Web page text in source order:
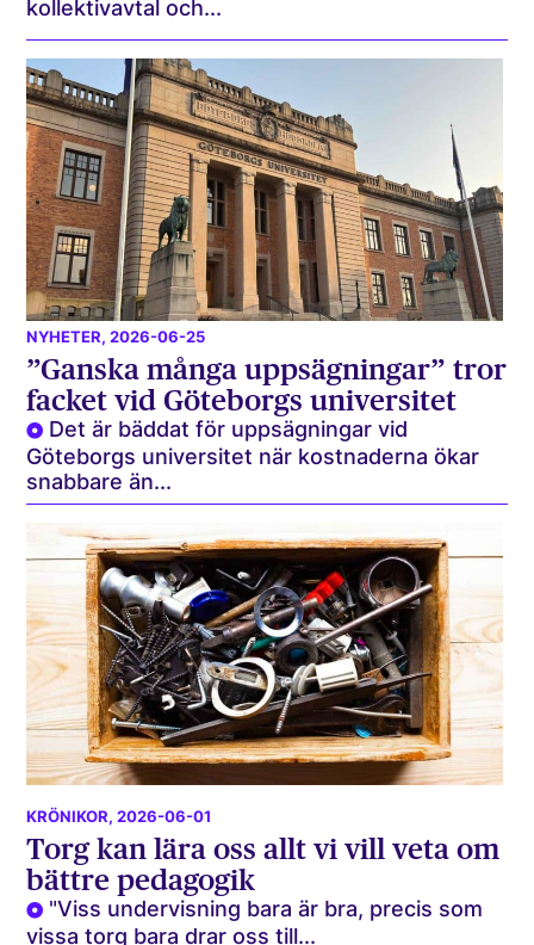
kollektivavtal och...
NYHETER, 2026-06-25
”Ganska många uppsägningar” tror
facket vid Göteborgs universitet
Det är bäddat för uppsägningar vid
Göteborgs universitet när kostnaderna ökar
snabbare än...
KRÖNIKOR, 2026-06-01
Torg kan lära oss allt vi vill veta om
bättre pedagogik
"Viss undervisning bara är bra, precis som
vissa torg bara drar oss till...